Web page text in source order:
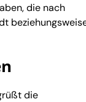
die nach
die